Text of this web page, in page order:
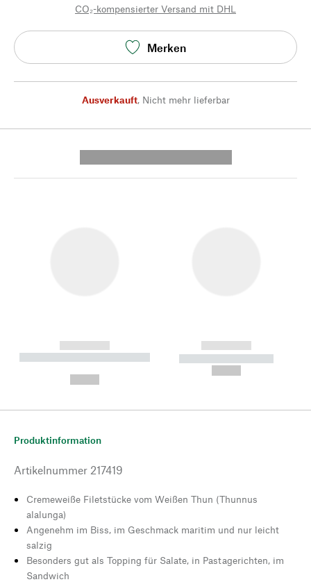
CO₂-kompensierter Versand mit DHL
Merken
Ausverkauft, Nicht mehr lieferbar
------------
----------- ----------- --------
------------
----------- -----------
Produktinformation
Artikelnummer 217419
Cremeweiße Filetstücke vom Weißen Thun (Thunnus
alalunga)
Angenehm im Biss, im Geschmack maritim und nur leicht
salzig
Besonders gut als Topping für Salate, in Pastagerichten, im
Sandwich